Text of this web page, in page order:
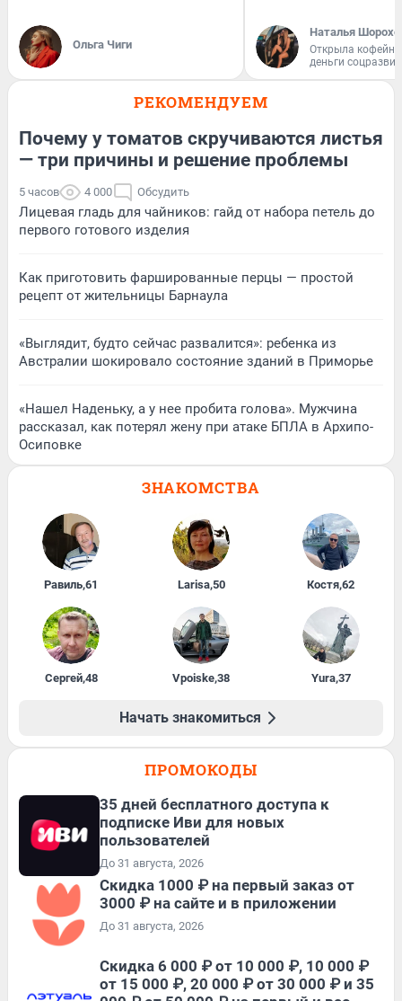
Ольга Чиги
Наталья
Открыла
деньги
РЕКОМЕНДУЕМ
Почему у томатов скручиваются листья
— три причины и решение проблемы
5 часов 4 000 Обсудить
Лицевая гладь для чайников: гайд от набора петель до
первого готового изделия
Как приготовить фаршированные перцы — простой
рецепт от жительницы Барнаула
«Выглядит, будто сейчас развалится»: ребенка из
Австралии шокировало состояние зданий в Приморье
«Нашел Наденьку, а у нее пробита голова». Мужчина
рассказал, как потерял жену при атаке БПЛА в Архипо-
Осиповке
ЗНАКОМСТВА
Равиль,61 Larisa,50 Костя,62
Сергей,48 Vpoiske,38 Yura,37
Начать знакомиться
ПРОМОКОДЫ
35 дней бесплатного доступа к
подписке Иви для новых
пользователей
До 31 августа, 2026
Скидка 1000 ₽ на первый заказ от
3000 ₽ на сайте и в приложении
До 31 августа, 2026
Скидка 6 000 ₽ от 10 000 ₽, 10 000 ₽
от 15 000 ₽, 20 000 ₽ от 30 000 ₽ и 35